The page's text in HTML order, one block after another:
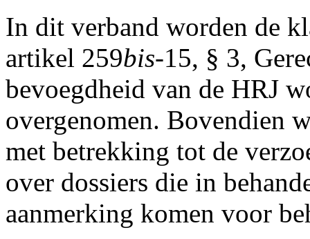
In dit verband worden de
artikel 259bis-15, § 3,
bevoegdheid van de HRJ
overgenomen. Bovendien
met betrekking tot de
over dossiers die in
aanmerking komen voor